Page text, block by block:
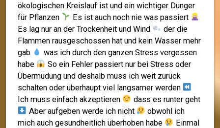
ökologischen Kreislauf ist und ein wichtiger Dünger
für Pflanzen
Es ist auch noch nie was passiert
Es lag nur an der Trockenheit und Wind
der die
Flammen rausgeschossen hat und kein Wasser mehr
gab
was ich durch den ganzen Stress vergessen
habe
So ein Fehler passiert nur bei Stress oder
Übermüdung und deshalb muss ich weit zurück
schalten oder überhaupt viel langsamer werden
Ich muss einfach akzeptieren
dass es runter geht
Aber aufgeben werde ich nicht
obwohl ich
mich auch gesundheitlich überhoben habe
Einmal